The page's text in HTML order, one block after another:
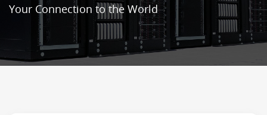
Your Connection to the World